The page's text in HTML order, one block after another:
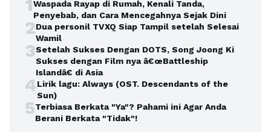
1Waspada Rayap di Rumah, Kenali Tanda,
Penyebab, dan Cara Mencegahnya Sejak Dini
2Dua personil TVXQ Siap Tampil setelah Selesai
Wamil
3Setelah Sukses Dengan DOTS, Song Joong Ki
Sukses dengan Film nya â€œBattleship
Islandâ€ di Asia
4Lirik lagu: Always (OST. Descendants of the
Sun)
5Terbiasa Berkata "Ya"? Pahami ini Agar Anda
Berani Berkata "Tidak"!